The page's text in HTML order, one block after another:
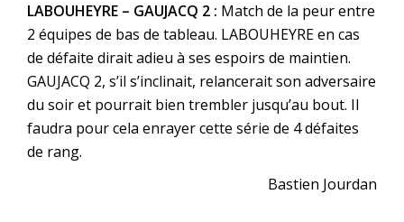
LABOUHEYRE – GAUJACQ 2 : Match de la peur entre
2 équipes de bas de tableau. LABOUHEYRE en cas
de défaite dirait adieu à ses espoirs de maintien.
GAUJACQ 2, s’il s’inclinait, relancerait son adversaire
du soir et pourrait bien trembler jusqu’au bout. Il
faudra pour cela enrayer cette série de 4 défaites
de rang.
Bastien Jourdan